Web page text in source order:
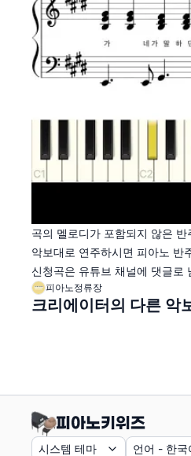
곡의 멜로디가 포함되지 않은
악보대로 연주하시면 피아노
신청곡은 유튜브 채널에 댓글
피아노정류장
크리에이터의 다른 악
시스템 테마 언어 - 한국